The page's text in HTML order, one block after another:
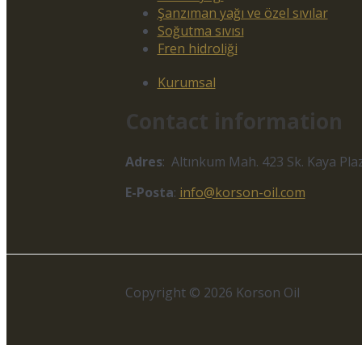
Şanzıman yağı ve özel sıvılar
Soğutma sıvısı
Fren hidroliği
Kurumsal
Contact information
Adres: Altınkum Mah. 423 Sk. Kaya
E-Posta: info@korson-oil.com
Copyright © 2026 Korson Oil